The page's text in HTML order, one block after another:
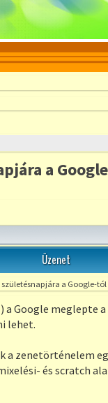
a
Üzenet
születésnapjára a Google-tól
a Google meglepte
lehet.
a zenetörténelem
és scratch